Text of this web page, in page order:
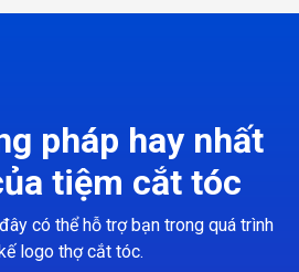
pháp hay nhất
tiệm cắt tóc
có thể hỗ trợ bạn trong quá trình
logo thợ cắt tóc.